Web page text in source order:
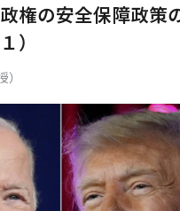
権の安全保障政策
）